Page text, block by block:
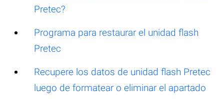
Pretec?
Programa para restaurar el unidad flash
Pretec
Recupere los datos de unidad flash Pretec
luego de formatear o eliminar el apartado